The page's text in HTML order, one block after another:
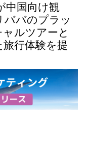
中国向け観
バのプラッ
ルツアーと
行体験を提